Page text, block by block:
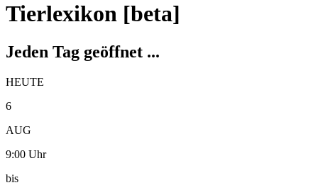
Tierlexikon [beta]
Jeden Tag geöffnet ...
HEUTE
6
AUG
9:00 Uhr
bis